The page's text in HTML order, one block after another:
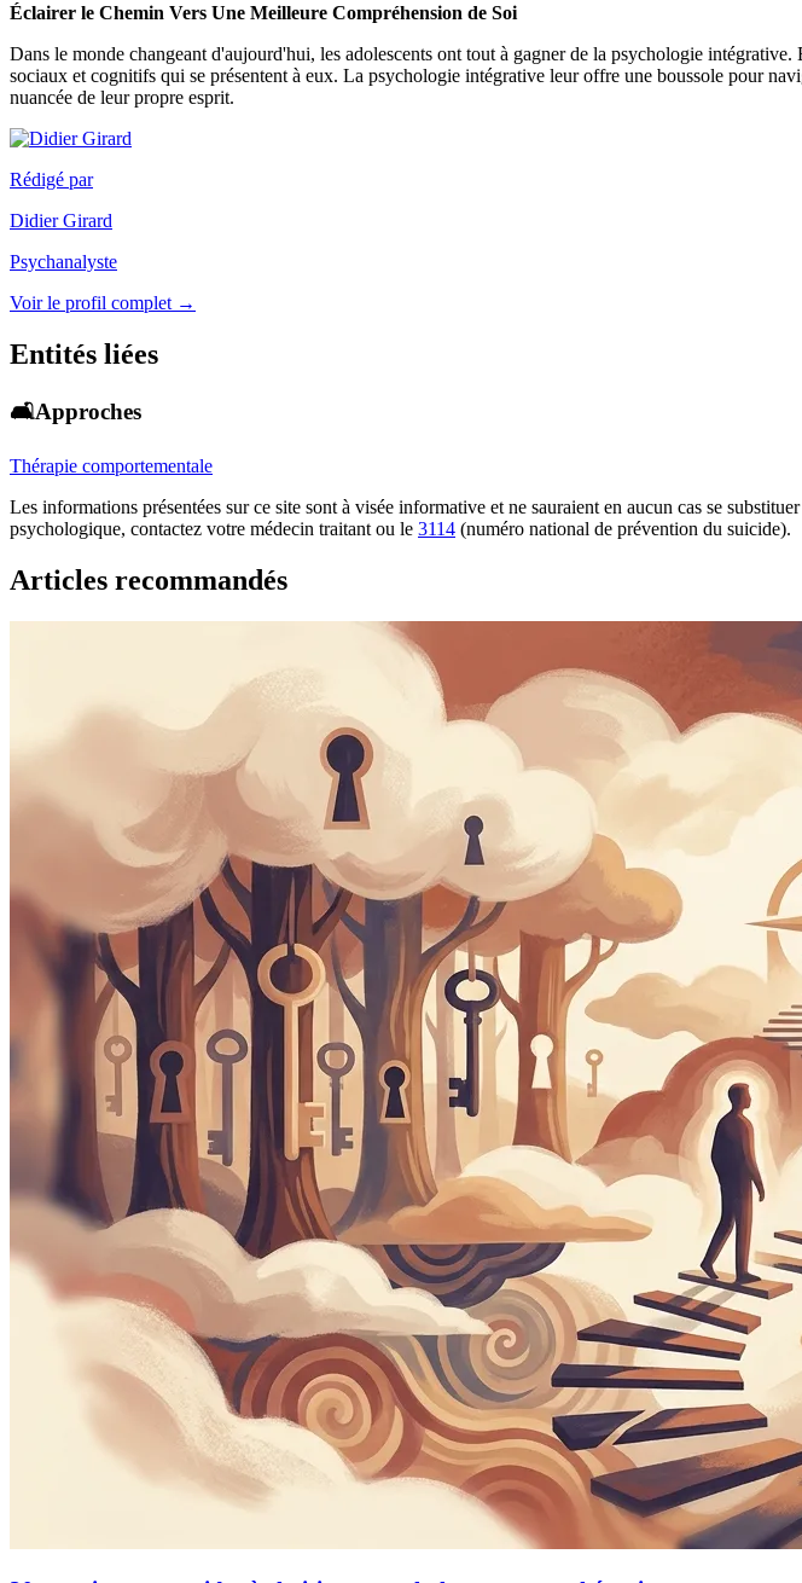
Éclairer le Chemin Vers Une Meilleure Compréhension de Soi
Dans le monde changeant d'aujourd'hui, les adolescents ont tout à gagner de la psychologie
sociaux et cognitifs qui se présentent à eux. La psychologie intégrative leur offre une boussole pour
nuancée de leur propre esprit.
Rédigé par
Didier Girard
Psychanalyste
Voir le profil complet →
Entités liées
🛋️Approches
Thérapie comportementale
Les informations présentées sur ce site sont à visée informative et ne sauraient en aucun cas se
psychologique, contactez votre médecin traitant ou le 3114 (numéro national de prévention du suicide).
Articles recommandés